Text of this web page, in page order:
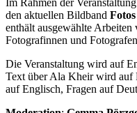
Im Rahmen der
den aktuellen Bildband
enthält ausgewählte
Fotografinnen und
Die Veranstaltung wird auf
Text über Ala Kheir wird auf
auf Englisch, Fragen auf